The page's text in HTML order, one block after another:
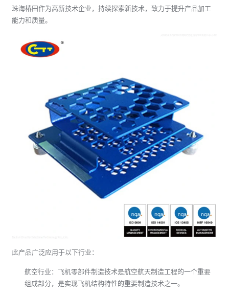
珠海椿田作为高新技术企业，持续探索新技术，致力于提升产品加工
能力和质量。
此产品广泛应用于以下行业：
航空行业：飞机零部件制造技术是航空航天制造工程的一个重要
组成部分，是实现飞机结构特性的重要制造技术之一。